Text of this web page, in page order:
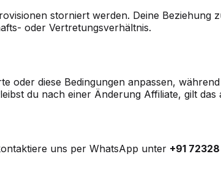
storniert werden. Deine Beziehung
oder Vertretungsverhältnis.
diese Bedingungen anpassen,
du nach einer Änderung Affiliate, gilt das
uns per WhatsApp unter +91